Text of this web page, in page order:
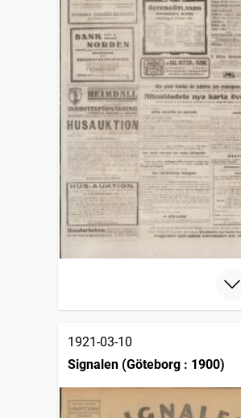
1921-03-10
Signalen (Göteborg : 1900)